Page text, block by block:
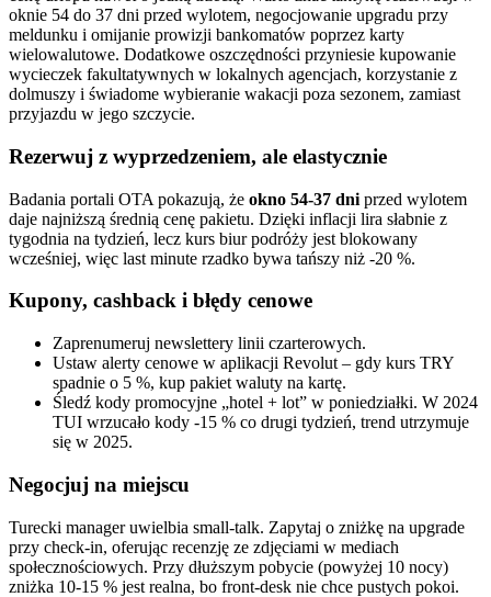
oknie 54 do 37 dni przed wylotem, negocjowanie upgradu przy
meldunku i omijanie prowizji bankomatów poprzez karty
wielowalutowe. Dodatkowe oszczędności przyniesie kupowanie
wycieczek fakultatywnych w lokalnych agencjach, korzystanie z
dolmuszy i świadome wybieranie wakacji poza sezonem, zamiast
przyjazdu w jego szczycie.
Rezerwuj z wyprzedzeniem, ale elastycznie
Badania portali OTA pokazują, że okno 54-37 dni przed wylotem
daje najniższą średnią cenę pakietu. Dzięki inflacji lira słabnie z
tygodnia na tydzień, lecz kurs biur podróży jest blokowany
wcześniej, więc last minute rzadko bywa tańszy niż -20 %.
Kupony, cashback i błędy cenowe
Zaprenumeruj newslettery linii czarterowych.
Ustaw alerty cenowe w aplikacji Revolut – gdy kurs TRY
spadnie o 5 %, kup pakiet waluty na kartę.
Śledź kody promocyjne „hotel + lot” w poniedziałki. W 2024
TUI wrzucało kody -15 % co drugi tydzień, trend utrzymuje
się w 2025.
Negocjuj na miejscu
Turecki manager uwielbia small-talk. Zapytaj o zniżkę na upgrade
przy check-in, oferując recenzję ze zdjęciami w mediach
społecznościowych. Przy dłuższym pobycie (powyżej 10 nocy)
zniżka 10-15 % jest realna, bo front-desk nie chce pustych pokoi.